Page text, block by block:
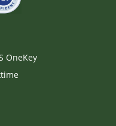
OneKey